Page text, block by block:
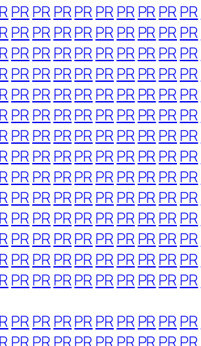
PR PR PRPR PR PR PR PR PR
PR PR PRPR PR PR PR PR PR
PR PR PRPR PR PR PR PR PR
PR PR PRPR PR PR PR PR PR
PR PR PRPR PR PR PR PR PR
PR PR PRPR PR PR PR PR PR
PR PR PRPR PR PR PR PR PR
PR PR PRPR PR PR PR PR PR
PR PR PRPR PR PR PR PR PR
PR PR PRPR PR PR PR PR PR
PR PR PRPR PR PR PR PR PR
PR PR PRPR PR PR PR PR PR
PR PR PRPR PR PR PR PR PR
PR PR PRPR PR PR PR PR PR
PR PR PRPR PR PR PR PR PR